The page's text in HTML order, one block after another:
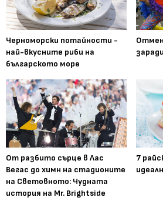
Черноморски потайности -
най-вкусните риби на
българското море
От разбито сърце в Лас
Вегас до химн на стадионите
на Световното: Чудната
история на Mr. Brightside
7